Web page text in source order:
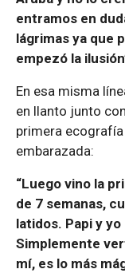
entramos en
lágrimas ya que
empezó la
En esa misma
en llanto junto con
primera
embarazada:
“Luego vino la
de 7 semanas,
latidos. Papi y
Simplemente
mí, es lo más